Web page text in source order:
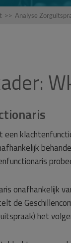
>> Analyse
onafhankelijk
de
het